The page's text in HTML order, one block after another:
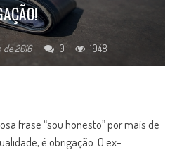
de 2016 0 1948
frase “sou honesto” por mais de
é obrigação. O ex-